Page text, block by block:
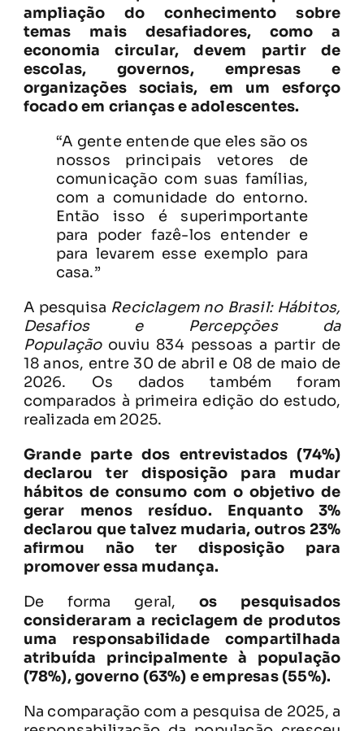
ampliação do conhecimento sobre
temas mais desafiadores, como a
economia circular, devem partir de
escolas, governos, empresas e
organizações sociais, em um esforço
focado em crianças e adolescentes.
“A gente entende que eles são os
nossos principais vetores de
comunicação com suas famílias,
com a comunidade do entorno.
Então isso é superimportante
para poder fazê-los entender e
para levarem esse exemplo para
casa.”
A pesquisa Reciclagem no Brasil: Hábitos,
Desafios e Percepções da
Populaçãoouviu 834 pessoas a partir de
18 anos, entre 30 de abril e 08 de maio de
2026. Os dados também foram
comparados à primeira edição do estudo,
realizada em 2025.
Grande parte dos entrevistados (74%)
declarou ter disposição para mudar
hábitos de consumo com o objetivo de
gerar menos resíduo. Enquanto 3%
declarou que talvez mudaria, outros 23%
afirmou não ter disposição para
promover essa mudança.
De forma geral,os pesquisados
consideraram a reciclagem de produtos
uma responsabilidade compartilhada
atribuída principalmente à população
(78%), governo (63%) e empresas (55%).
Na comparação com a pesquisa de 2025, a